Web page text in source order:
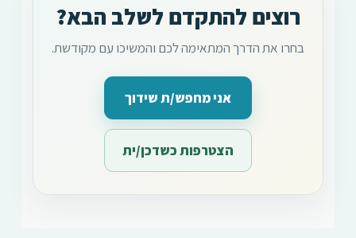
רוצים להתקדם לשלב הבא?
בחרו את הדרך המתאימה לכם והמשיכו עם מקודשת.
אני מחפש/ת שידוך
הצטרפות כשדכן/ית